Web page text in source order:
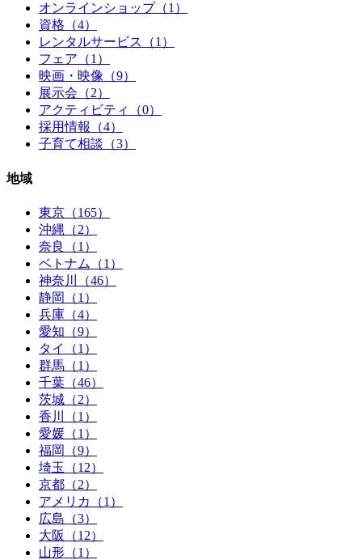
オンラインショップ（1）
資格（4）
レンタルサービス（1）
フェア（1）
映画・映像（9）
展示会（2）
アクティビティ（0）
採用情報（4）
子育て相談（3）
地域
東京（165）
沖縄（2）
奈良（1）
ベトナム（1）
神奈川（46）
静岡（1）
兵庫（4）
愛知（9）
タイ（1）
群馬（1）
千葉（46）
茨城（2）
香川（1）
愛媛（1）
福岡（9）
埼玉（12）
京都（2）
アメリカ（1）
広島（3）
大阪（12）
山形（1）